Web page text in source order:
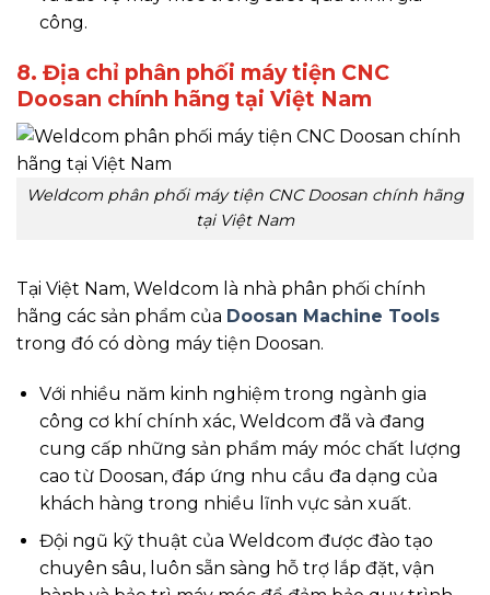
công.
8. Địa chỉ phân phối máy tiện CNC
Doosan chính hãng tại Việt Nam
Weldcom phân phối máy tiện CNC Doosan chính hãng
tại Việt Nam
Tại Việt Nam, Weldcom là nhà phân phối chính
hãng các sản phẩm của Doosan Machine Tools
trong đó có dòng máy tiện Doosan.
Với nhiều năm kinh nghiệm trong ngành gia
công cơ khí chính xác, Weldcom đã và đang
cung cấp những sản phẩm máy móc chất lượng
cao từ Doosan, đáp ứng nhu cầu đa dạng của
khách hàng trong nhiều lĩnh vực sản xuất.
Đội ngũ kỹ thuật của Weldcom được đào tạo
chuyên sâu, luôn sẵn sàng hỗ trợ lắp đặt, vận